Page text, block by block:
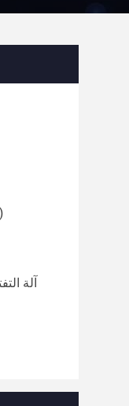
آلة